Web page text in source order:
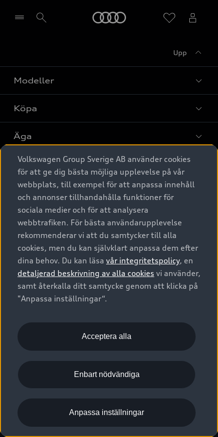
Upp
Modeller
Alla modeller
Elbilar
A6 modellerna
SUV
Avant
Audi Sport
Köpa
Privaterbjudanden
Privatleasing
Nya bilar i lager
Begagnade bilar i lager
Audi approved :plus - så gott som nya
Finansiering
Audi exclusive
Provkörning
Äga
Service & tillbehör
Audi digital services
Originaltillbehör - köp online
Garantier
Försäkring
Digitala manualer för din Audi
Audi Collection – livsstilsartiklar
Vanliga frågor
2G/3G nätet stängs ned - Hur påverkas min bil av detta?
Tjänstebil
Tjänstebil
Business lease online
Företagsleasing
Om Audi Sverige
Kontakta oss
Audi Återförsäljare/-serviceverkstad
myAudi
Pressmeddelanden
Nyhetsbrev
Vårt hållbarhetsarbete
Lediga tjänster huvudkontor
Lediga tjänster hos Audi Återförsäljare
Kommentar till mediauppgifter om dataläcka
© 2026 AUDI SVERIGE. All Rights Reserved.
Utgivare Juridiskt
Juridiskt Audi AG
Juridiskt Audi Digital Giveaway
Anpassa inställningar för cookies
Visselblåsarkanaler
Volkswagen Group Sverige AB använder cookies
för att ge dig bästa möjliga upplevelse på vår
webbplats, till exempel för att anpassa innehåll
och annonser tillhandahålla funktioner för
sociala medier och för att analysera
webbtrafiken. För bästa användarupplevelse
rekommenderar vi att du samtycker till alla
cookies, men du kan självklart anpassa dem efter
dina behov. Du kan läsa vår integritetspolicy, en
detaljerad beskrivning av alla cookies vi använder,
samt återkalla ditt samtycke genom att klicka på
"Anpassa inställningar“.
Acceptera alla
Enbart nödvändiga
Anpassa inställningar